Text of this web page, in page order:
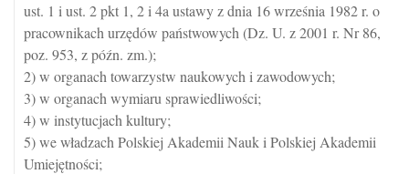
ust. 1 i ust. 2 pkt 1, 2 i 4a ustawy z dnia 16 września 1982 r. o
pracownikach urzędów państwowych (Dz. U. z 2001 r. Nr 86,
poz. 953, z późn. zm.);
2) w organach towarzystw naukowych i zawodowych;
3) w organach wymiaru sprawiedliwości;
4) w instytucjach kultury;
5) we władzach Polskiej Akademii Nauk i Polskiej Akademii
Umiejętności;